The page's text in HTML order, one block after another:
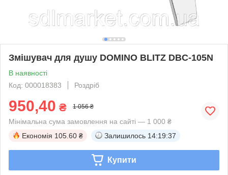
Змішувач для душу DOMINO BLITZ DBC-105N
В наявності
Код: 000018383
Роздріб
950,40 ₴ 1 056 ₴
Мінімальна сума замовлення на сайті — 1 000 ₴
Економія 105.60 ₴ Залишилось 14:19:36
Купити